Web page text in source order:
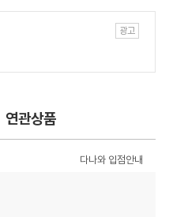
연관상품
다나와 입점안내